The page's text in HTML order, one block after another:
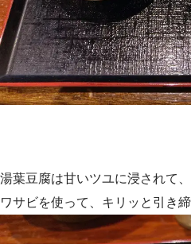
湯葉豆腐は甘いツユに浸されて
ワサビを使って、キリッと引き締